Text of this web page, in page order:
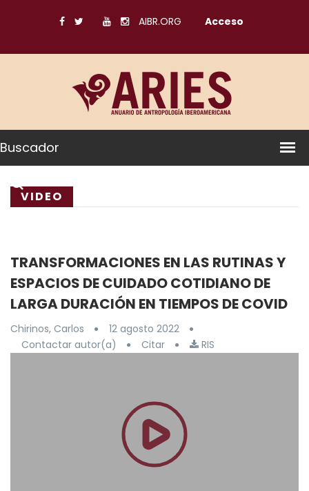
AIBR.ORG Acceso
Buscador
VIDEO
TRANSFORMACIONES EN LAS RUTINAS Y
ESPACIOS DE CUIDADO COTIDIANO DE
LARGA DURACIÓN EN TIEMPOS DE COVID
Chirinos, Carlos
12 agosto 2022
Contactar autor(a)
Citar RIS